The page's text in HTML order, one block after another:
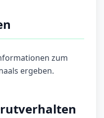
zum
ergeben.